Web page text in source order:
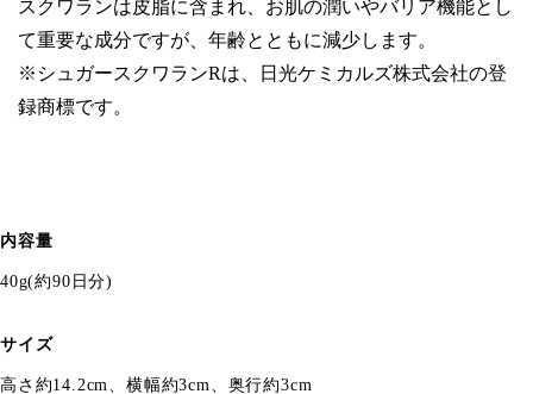
スクワランは皮脂に含まれ、お肌の潤いやバリア機能とし
て重要な成分ですが、年齢とともに減少します。
※シュガースクワランRは、日光ケミカルズ株式会社の登
録商標です。
内容量
40g(約90日分)
サイズ
高さ約14.2cm、横幅約3cm、奥行約3cm